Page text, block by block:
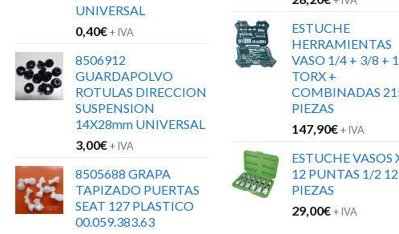
UNIVERSAL
0,40€+ IVA
8506912
GUARDAPOLVO
ROTULAS DIRECCION
SUSPENSION
14X28mm UNIVERSAL
3,00€+ IVA
8505688 GRAPA
TAPIZADO PUERTAS
SEAT 127 PLASTICO
00.059.383.63
ESTUCHE
HERRAMIENTAS
VASO 1/4 + 3/8 +
TORX +
COMBINADAS
PIEZAS
147,90€+ IVA
ESTUCHE VASOS
12 PUNTAS 1/2 12
PIEZAS
29,00€+ IVA